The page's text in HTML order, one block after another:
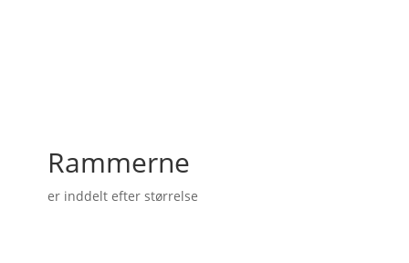
Rammerne
er inddelt efter størrelse